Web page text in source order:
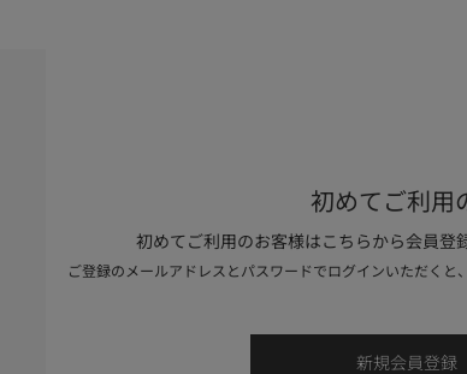
初めてご利用
初めてご利用のお客様はこちらから会員登
ご登録のメールアドレスとパスワードでログインいただくと